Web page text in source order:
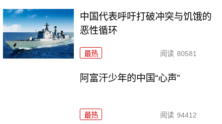
中国代表呼吁打破冲突与饥饿的
恶性循环
最热 阅读 80581
阿富汗少年的中国“心声”
最热 阅读 94412